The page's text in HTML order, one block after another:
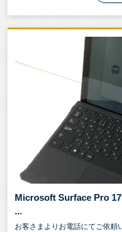
Microsoft Surface Pro
...
お客さまよりお電話にてご依頼